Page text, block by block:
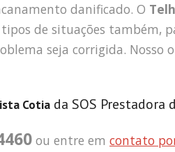
danificado. O
de situações também,
seja corrigida. Nosso
Cotia da SOS Prestadora
ou entre em contato